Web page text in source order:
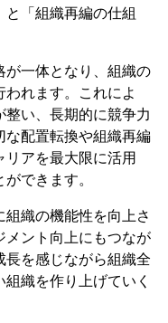
「組織再編の仕組
が一体となり、組織の
れます。これによ
整い、長期的に競争力
な配置転換や組織再編
アを最大限に活用
できます。
織の機能性を向上さ
メント向上にもつなが
長を感じながら組織全
織を作り上げていく